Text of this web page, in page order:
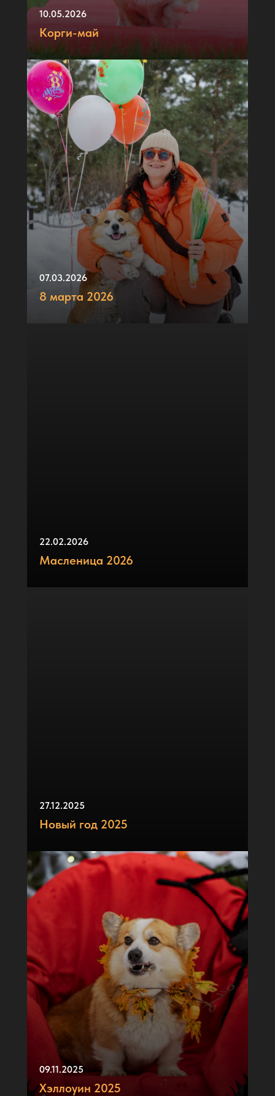
10.05.2026
Корги-май
07.03.2026
8 марта 2026
22.02.2026
Масленица 2026
27.12.2025
Новый год 2025
09.11.2025
Хэллоуин 2025